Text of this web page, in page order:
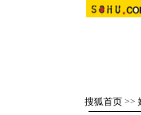
搜狐首页 >>